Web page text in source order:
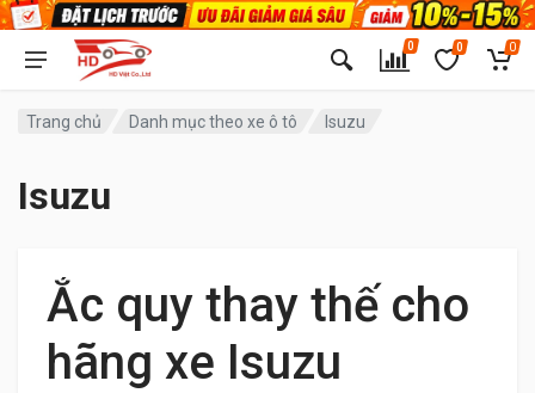
0 0 0
Trang chủ Danh mục theo xe ô tô Isuzu
Isuzu
Ắc quy thay thế cho
hãng xe Isuzu